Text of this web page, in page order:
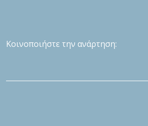
Κοινοποιήστε την ανάρτηση: